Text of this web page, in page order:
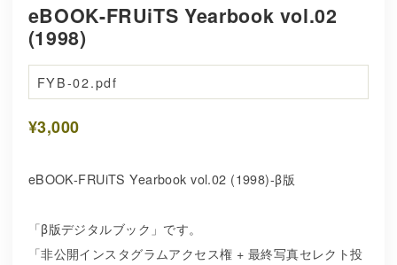
eBOOK-FRUiTS Yearbook vol.02
(1998)
FYB-02.pdf
¥3,000
eBOOK-FRUiTS Yearbook vol.02 (1998)-β版
「β版デジタルブック」です。
「非公開インスタグラムアクセス権 + 最終写真セレクト投